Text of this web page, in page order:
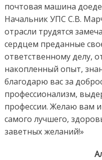
почтовая машина
Начальник УПС С.В.
отрасли трудятся
сердцем преданные
ответственному делу,
накопленный опыт,
благодарю вас за
профессионализм,
профессии. Желаю вам
самого лучшего,
заветных желаний!»